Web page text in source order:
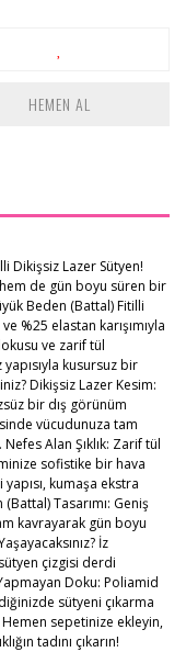
HEMEN AL
Dikişsiz Lazer Sütyen!
de gün boyu süren bir
Beden (Battal) Fitilli
%25 elastan karışımıyla
ve zarif tül
kusursuz bir
Dikişsiz Lazer Kesim:
bir dış görünüm
vücudunuza tam
Alan Şıklık: Zarif tül
sofistike bir hava
kumaşa ekstra
(Battal) Tasarımı: Geniş
kavrayarak gün boyu
İz
çizgisi derdi
Doku: Poliamid
sütyeni çıkarma
Hemen sepetinize ekleyin,
tadını çıkarın!